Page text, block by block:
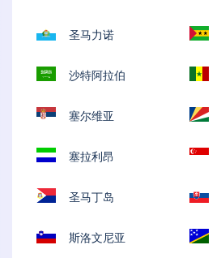
圣马力诺
沙特阿拉伯
塞尔维亚
塞拉利昂
圣马丁岛
斯洛文尼亚